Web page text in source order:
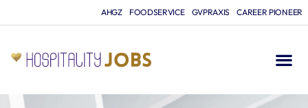
AHGZ FOODSERVICE GVPRAXIS CAREER PIONEER